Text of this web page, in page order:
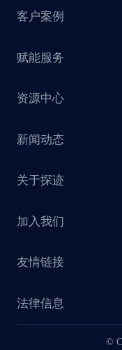
探迹 AI Agent
探迹 AI 拓客
探迹 AI 触达
探迹 AI CRM
客户案例
赋能服务
赋能计划
资源中心
销售干货
探迹大数据研究院
新闻动态
关于探迹
企业介绍
联系我们
业务动态
加入我们
友情链接
法律信息
©